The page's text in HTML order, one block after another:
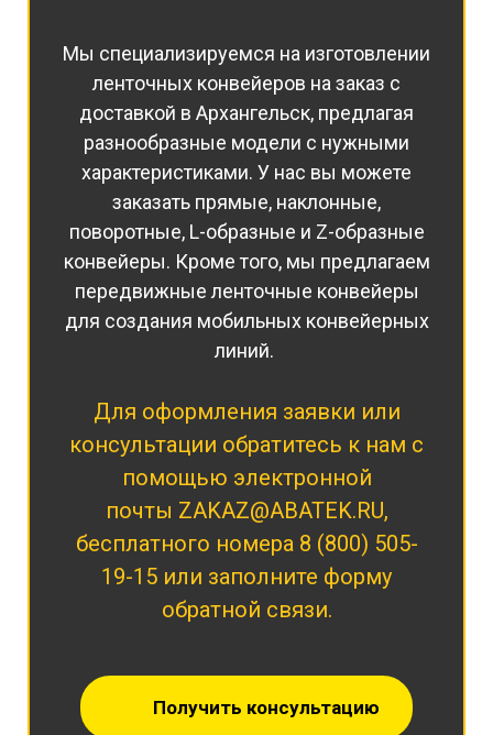
Мы специализируемся на изготовлении
ленточных конвейеров на заказ с
доставкой в Архангельск, предлагая
разнообразные модели с нужными
характеристиками. У нас вы можете
заказать прямые, наклонные,
поворотные, L-образные и Z-образные
конвейеры. Кроме того, мы предлагаем
передвижные ленточные конвейеры
для создания мобильных конвейерных
линий.
Для оформления заявки или
консультации обратитесь к нам с
помощью электронной
почты ZAKAZ@ABATEK.RU,
бесплатного номера 8 (800) 505-
19-15 или заполните форму
обратной связи.
Получить консультацию